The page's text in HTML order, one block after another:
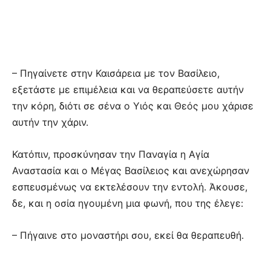
– Πηγαίνετε στην Καισάρεια με τον Βασίλειο,
εξετάστε με επιμέλεια και να θεραπεύσετε αυτήν
την κόρη, διότι σε σένα ο Υιός και Θεός μου χάρισε
αυτήν την χάριν.
Κατόπιν, προσκύνησαν την Παναγία η Αγία
Αναστασία και ο Μέγας Βασίλειος και ανεχώρησαν
εσπευσμένως να εκτελέσουν την εντολή. Άκουσε,
δε, και η οσία ηγουμένη μια φωνή, που της έλεγε:
– Πήγαινε στο μοναστήρι σου, εκεί θα θεραπευθή.